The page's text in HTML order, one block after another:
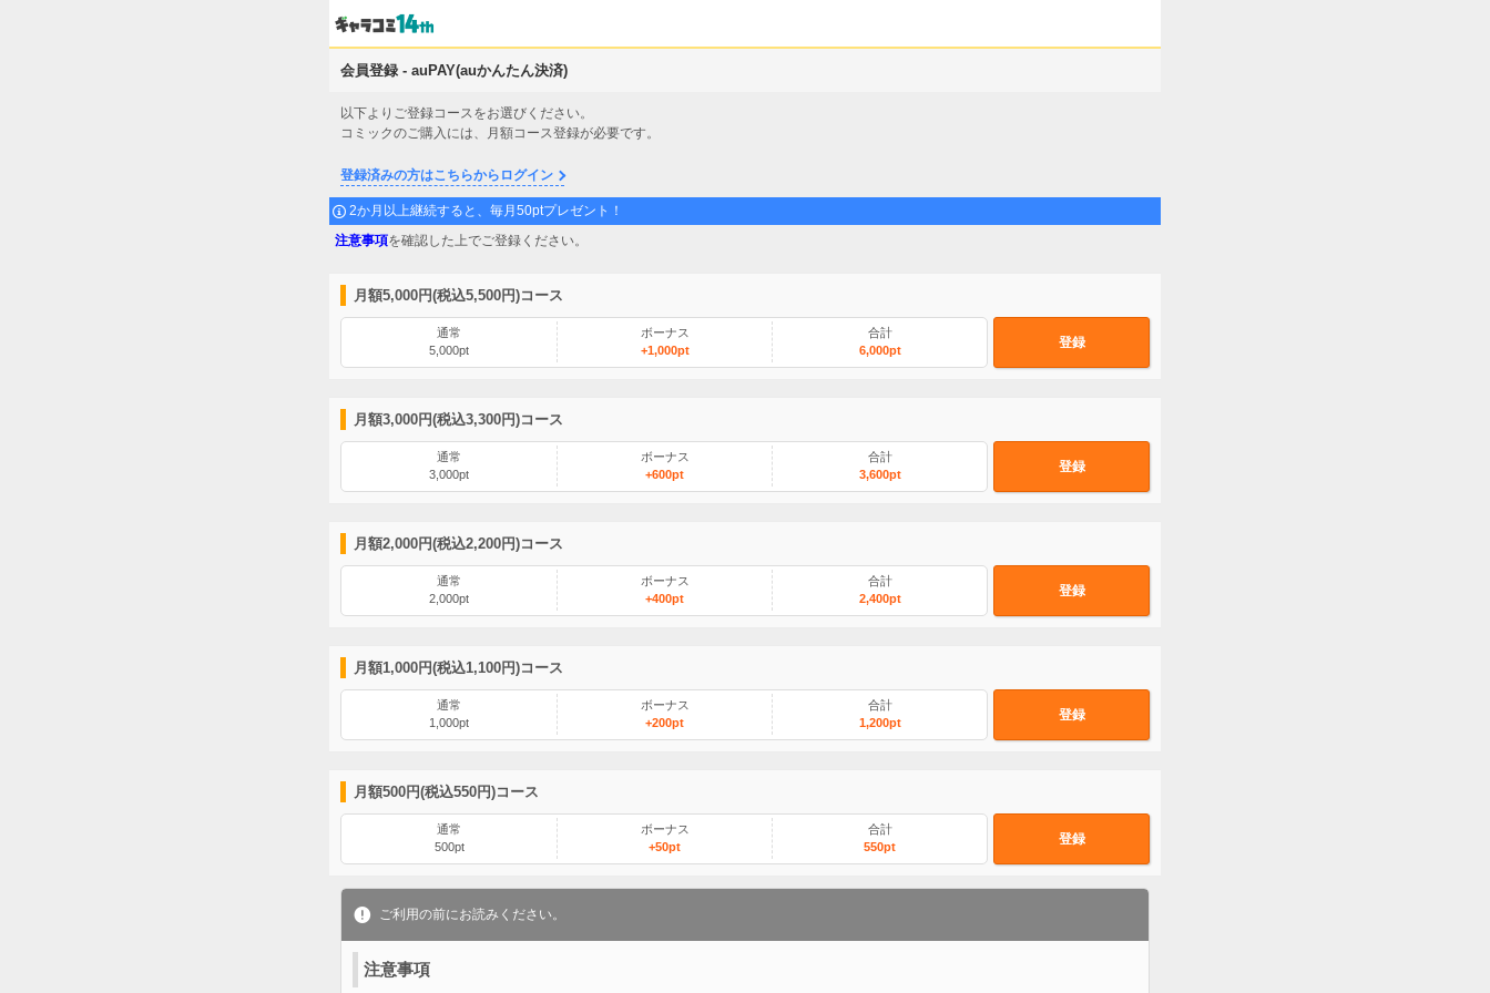
会員登録 - auPAY(auかんたん決済)
以下よりご登録コースをお選びください。
コミックのご購入には、月額コース登録が必要です。
登録済みの方はこちらからログイン
2か月以上継続すると、毎月50ptプレゼント！
注意事項を確認した上でご登録ください。
月額5,000円(税込5,500円)コース
通常
5,000pt
ボーナス
+1,000pt
合計
6,000pt
登録
月額3,000円(税込3,300円)コース
通常
3,000pt
ボーナス
+600pt
合計
3,600pt
登録
月額2,000円(税込2,200円)コース
通常
2,000pt
ボーナス
+400pt
合計
2,400pt
登録
月額1,000円(税込1,100円)コース
通常
1,000pt
ボーナス
+200pt
合計
1,200pt
登録
月額500円(税込550円)コース
通常
500pt
ボーナス
+50pt
合計
550pt
登録
ご利用の前にお読みください。
注意事項